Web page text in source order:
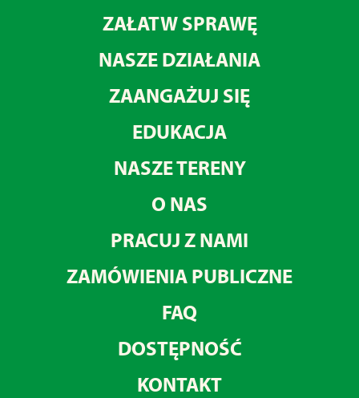
ZAŁATW SPRAWĘ
NASZE DZIAŁANIA
ZAANGAŻUJ SIĘ
EDUKACJA
NASZE TERENY
O NAS
PRACUJ Z NAMI
ZAMÓWIENIA PUBLICZNE
FAQ
DOSTĘPNOŚĆ
KONTAKT